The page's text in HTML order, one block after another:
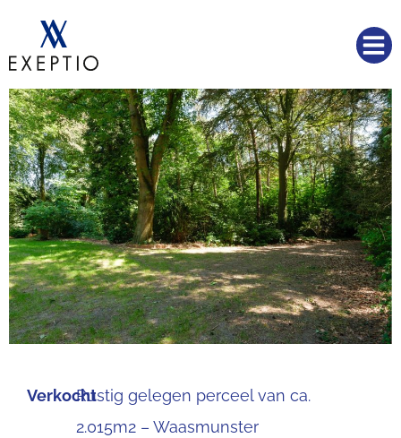
VerkochtRustig gelegen perceel van ca.
2.015m2 – Waasmunster